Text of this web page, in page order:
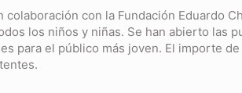
con la Fundación Eduardo
los niños y niñas. Se han abierto las
para el público más joven. El importe